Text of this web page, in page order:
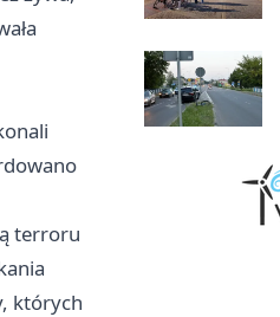
terroru
których